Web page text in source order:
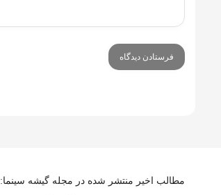
مطالب اخیر منتشر شده در مجله گیشه سینما: